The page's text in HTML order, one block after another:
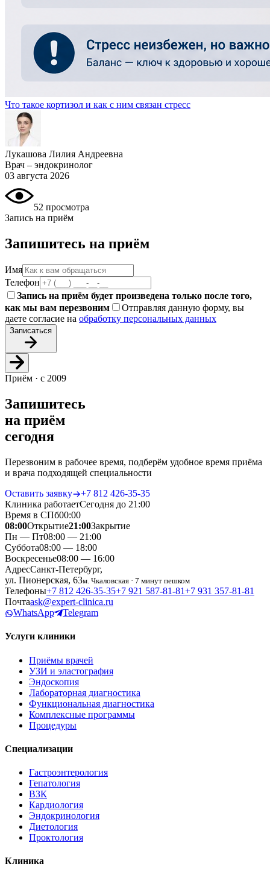
Что такое кортизол и как с ним связан стресс
Лукашова Лилия Андреевна
Врач – эндокринолог
03 августа 2026
52 просмотра
Запись на приём
Запишитесь на приём
Имя
Телефон
Запись на приём будет произведена только после того,
как мы вам перезвоним
Отправляя данную форму, вы
даете согласие на обработку персональных данных
Записаться
Приём · с 2009
Запишитесь
на приём
сегодня
Перезвоним в рабочее время, подберём удобное время приёма
и врача подходящей специальности
Оставить заявку
+7 812 426‑35‑35
Клиника работаетСегодня до 21:00
Время в СПб00:00
08:00Открытие21:00Закрытие
Пн — Пт08:00 — 21:00
Суббота08:00 — 18:00
Воскресенье08:00 — 16:00
АдресСанкт-Петербург,
ул. Пионерская, 63м. Чкаловская · 7 минут пешком
Телефоны+7 812 426‑35‑35+7 921 587‑81‑81+7 931 357‑81‑81
Почтаask@expert-clinica.ru
WhatsApp
Telegram
Услуги клиники
Приёмы врачей
УЗИ и эластография
Эндоскопия
Лабораторная диагностика
Функциональная диагностика
Комплексные программы
Процедуры
Специализации
Гастроэнтерология
Гепатология
ВЗК
Кардиология
Эндокринология
Диетология
Проктология
Клиника